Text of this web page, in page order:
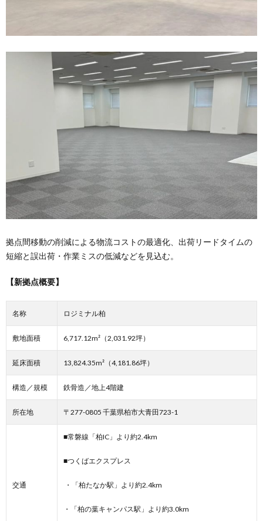
拠点間移動の削減による物流コストの最適化、出荷リードタイムの
短縮と誤出荷・作業ミスの低減などを見込む。
【新拠点概要】
名称 ロジミナル柏
敷地面積 6,717.12m²（2,031.92坪）
延床面積 13,824.35m²（4,181.86坪）
構造／規模 鉄骨造／地上4階建
所在地 〒277-0805 千葉県柏市大青田723-1
交通
■常磐線「柏IC」より約2.4km
■つくばエクスプレス
・「柏たなか駅」より約2.4km
・「柏の葉キャンパス駅」より約3.0km